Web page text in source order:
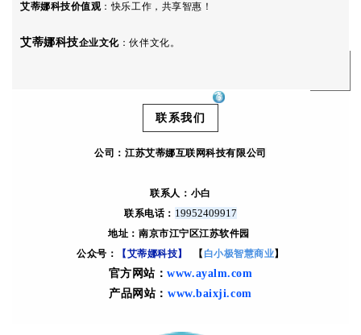
艾蒂娜科技价值观：快乐工作，共享智惠！
艾蒂娜科技企业文化：伙伴文化。
联系我们
公司： 江苏艾蒂娜互联网科技有限公司
联系人：小白
联系电话： 19952409917
地址：南京市江宁区江苏软件园
公众号：
【艾蒂娜科技】 【 白小极智慧商业】
官方网站：www.ayalm.com
产品网站：www.baixji.com